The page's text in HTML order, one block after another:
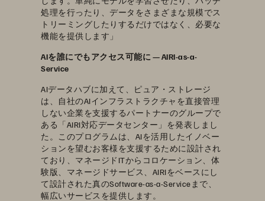
処理を行ったり、データをさまざまな規模でス
トリーミングしたりするだけではなく、必要な
機能を提供します」
AIを誰にでもアクセス可能に — AIRI-as-a-
Service
AIデータハブに加えて、ピュア・ストレージ
は、自社のAIインフラストラクチャを直接管理
しない企業を支援するパートナーのグループで
ある「AIRI対応データセンター」を発表しまし
た。このプログラムは、AIを活用したイノベー
ションを望むお客様を支援するために設計され
ており、マネージドITからコロケーション、体
験版、マネージドサービス、AIRIをベースにし
て設計された真のSoftware-as-a-Serviceまで、
幅広いサービスを提供します。